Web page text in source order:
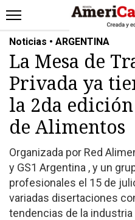
INICIO
NOTICIAS RECIENTES
NOTICIAS
ARTICULOS
PRODUCCIÓN
PROCESO
PRODUCTO
NUEVOS
MARKETPLACE
REVISTAS
Noticias • ARGENTINA
La Mesa de
Privada ya
la 2da
de Alimentos
Organizada por Red
y GS1 Argentina , y un
profesionales el 15 de
variadas disertaciones
tendencias de la industria